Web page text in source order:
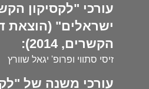
עורכי "לקסיקון
ישראלים" (הוצאת
הקשרים, 2014):
זיסי סתווי ופרופ' יגאל שוורץ
עורכי משנה של